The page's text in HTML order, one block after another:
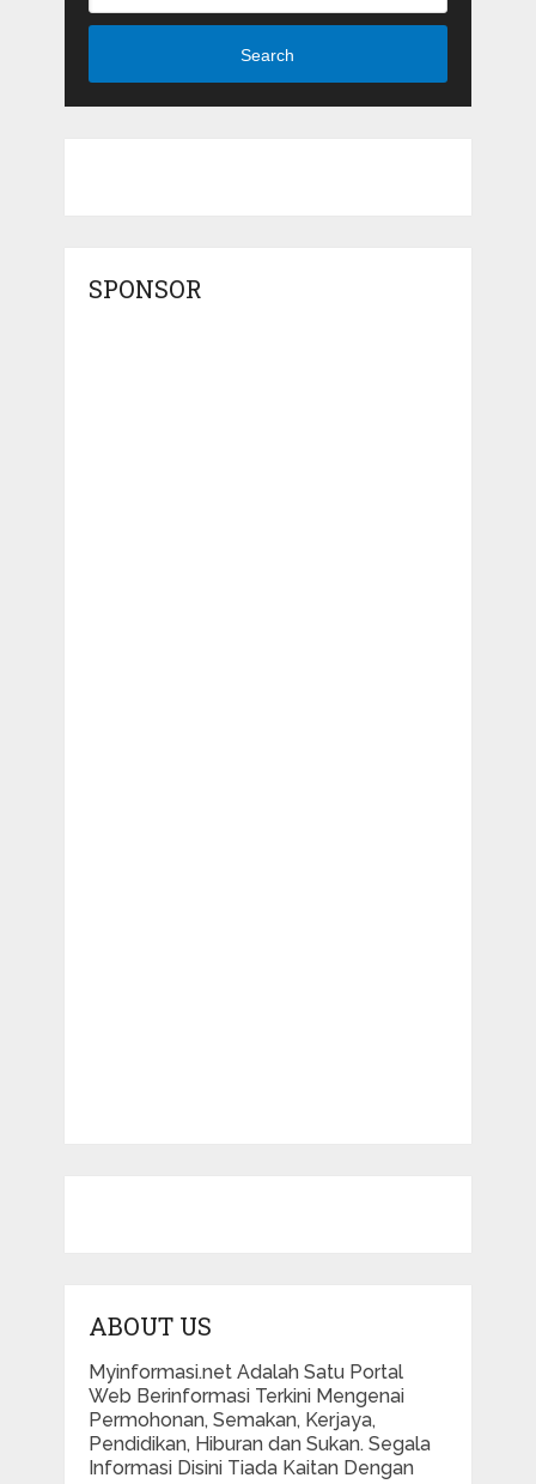
Search
SPONSOR
ABOUT US
Myinformasi.net Adalah Satu Portal
Web Berinformasi Terkini Mengenai
Permohonan, Semakan, Kerjaya,
Pendidikan, Hiburan dan Sukan. Segala
Informasi Disini Tiada Kaitan Dengan